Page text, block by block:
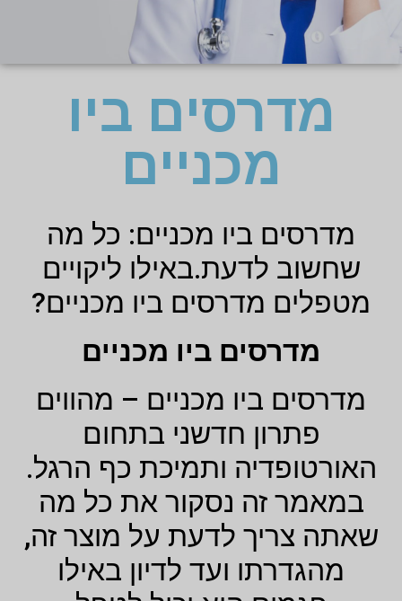
מדרסים ביו
מכניים
מדרסים ביו מכניים: כל מה
שחשוב לדעת.באילו ליקויים
מטפלים מדרסים ביו מכניים?
מדרסים ביו מכניים
מדרסים ביו מכניים – מהווים
פתרון חדשני בתחום
האורטופדיה ותמיכת כף הרגל.
במאמר זה נסקור את כל מה
שאתה צריך לדעת על מוצר זה,
מהגדרתו ועד לדיון באילו